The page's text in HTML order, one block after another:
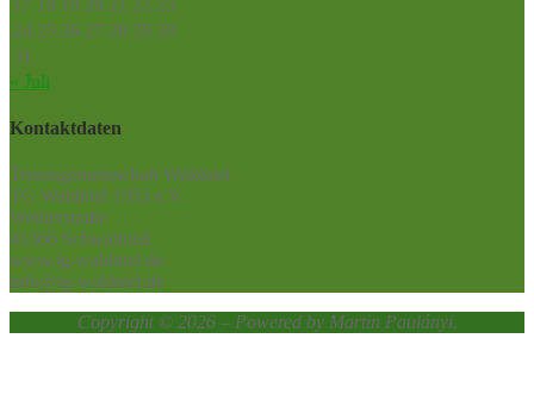
24 25 26 27 28 29 30
31
« Juli
Kontaktdaten
Tennisgemeinschaft Waldniel
TG Waldniel 1953 e.V.
Weiherstraße
41366 Schwalmtal
www.tg-waldniel.de
info@tg-waldniel.de
Copyright © 2026 – Powered by Martin Paulányi.